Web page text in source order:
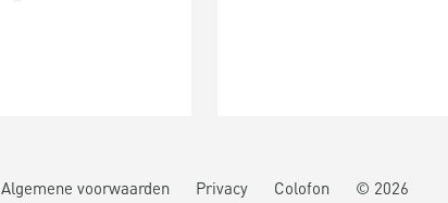
Algemene voorwaarden Privacy Colofon © 2026